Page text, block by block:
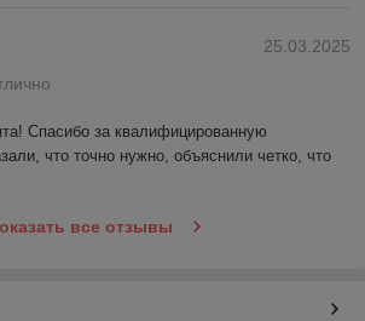
25.03.2025
Спасибо за квалифицированную
что точно нужно, объяснили четко, что
все отзывы